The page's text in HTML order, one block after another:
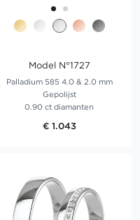
Model N°1727
Palladium 585 4.0 & 2.0 mm
Gepolijst
0.90 ct diamanten
€ 1.043